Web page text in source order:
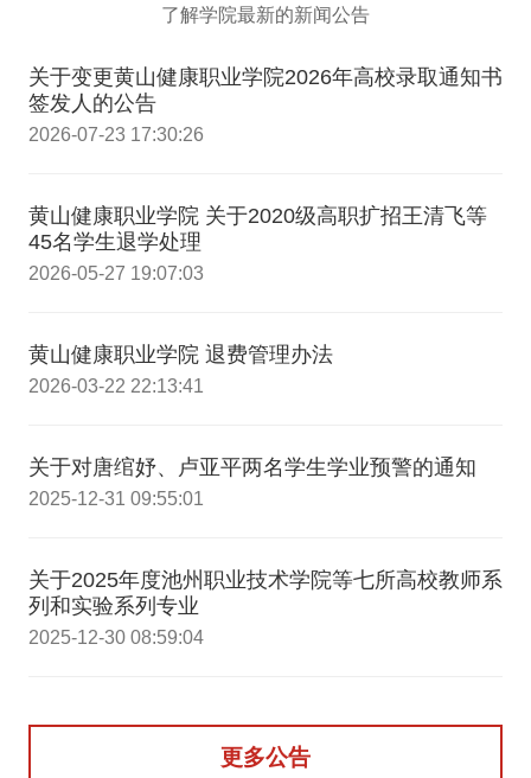
了解学院最新的新闻公告
关于变更黄山健康职业学院2026年高校录取通知书
签发人的公告
2026-07-23 17:30:26
黄山健康职业学院 关于2020级高职扩招王清飞等
45名学生退学处理
2026-05-27 19:07:03
黄山健康职业学院 退费管理办法
2026-03-22 22:13:41
关于对唐绾妤、卢亚平两名学生学业预警的通知
2025-12-31 09:55:01
关于2025年度池州职业技术学院等七所高校教师系
列和实验系列专业
2025-12-30 08:59:04
更多公告